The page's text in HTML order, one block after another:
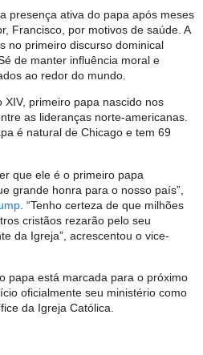
presença ativa do papa após meses
Francisco, por motivos de saúde. A
no primeiro discurso dominical
de manter influência moral e
ao redor do mundo.
primeiro papa nascido nos
as lideranças norte-americanas.
é natural de Chicago e tem 69
que ele é o primeiro papa
grande honra para o nosso país”,
. “Tenho certeza de que milhões
cristãos rezarão pelo seu
da Igreja”, acrescentou o vice-
papa está marcada para o próximo
oficialmente seu ministério como
da Igreja Católica.